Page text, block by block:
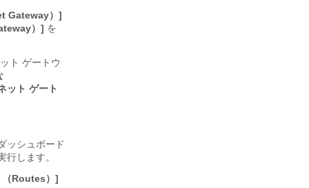
Gateway）]
）] を
ト ゲートウ
ット ゲート
ッシュボード
します。
（Routes）]